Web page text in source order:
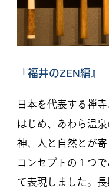
『福井のZEN編』
日本を代表する禅
はじめ、あわら温
神、人と自然とが
コンセプトの１つ
て表現しました。